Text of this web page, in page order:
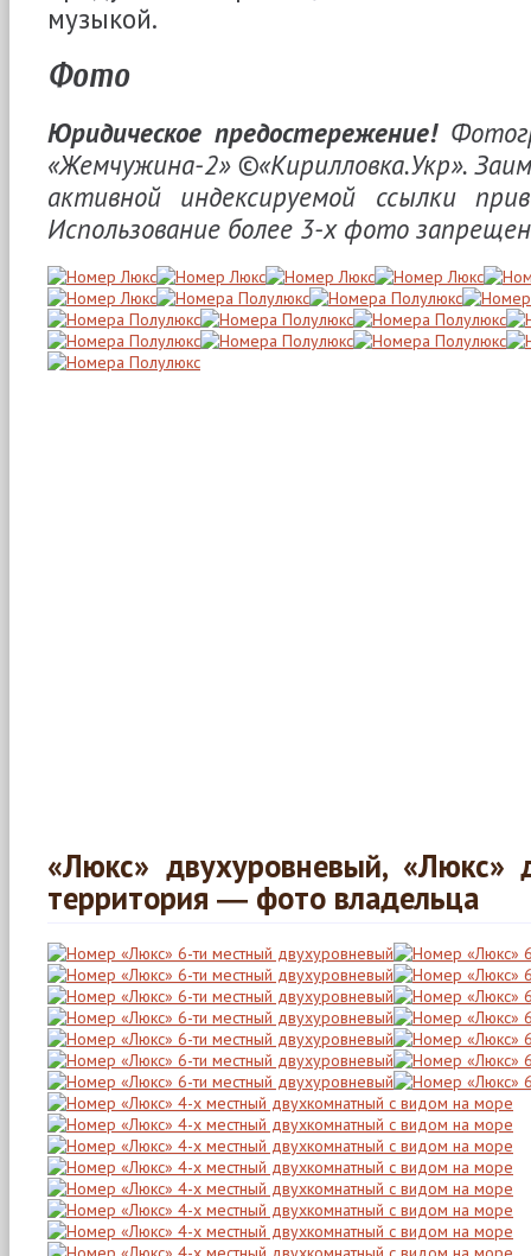
музыкой.
Фото
Юридическое предостережение!
«Жемчужина-2» ©«Кирилловка.Укр».
активной индексируемой ссылки
Использование более 3-х фото
«Люкс» двухуровневый, «Люкс»
территория ― фото владельца